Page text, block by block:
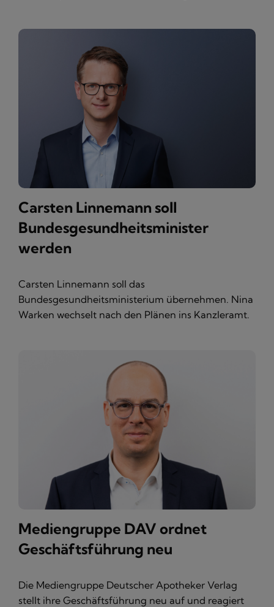
Carsten Linnemann soll
Bundesgesundheitsminister
werden
Carsten Linnemann soll das
Bundesgesundheitsministerium übernehmen. Nina
Warken wechselt nach den Plänen ins Kanzleramt.
Mediengruppe DAV ordnet
Geschäftsführung neu
Die Mediengruppe Deutscher Apotheker Verlag
stellt ihre Geschäftsführung neu auf und reagiert